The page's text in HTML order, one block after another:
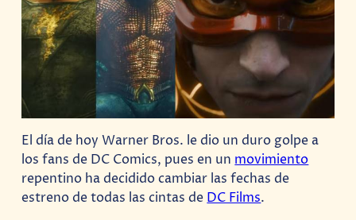
El día de hoy Warner Bros. le dio un duro golpe a
los fans de DC Comics, pues en un movimiento
repentino ha decidido cambiar las fechas de
estreno de todas las cintas de DC Films.